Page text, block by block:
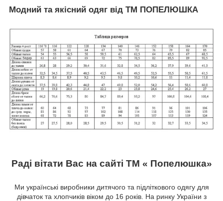
Модний та якісний одяг від ТМ ПОПЕЛЮШКА
Раді вітати Вас на сайті ТМ « Попелюшка»
Ми українські виробники дитячого та підліткового одягу для
дівчаток та хлопчиків віком до 16 років. На ринку України з